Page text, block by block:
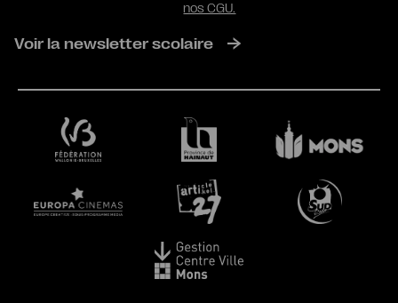
nos CGU.
Voir la newsletter scolaire